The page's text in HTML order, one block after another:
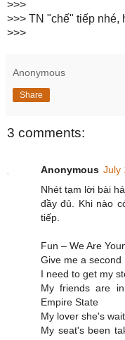
>>>
>>> TN "chế" tiếp nhé,
>>>
Anonymous
Share
3 comments:
Anonymous July
Nhét tạm lời bài
đầy đủ. Khi nào
tiếp.
Fun – We Are
Give me a second
I need to get my
My friends are
Empire State
My lover she's
My seat's been